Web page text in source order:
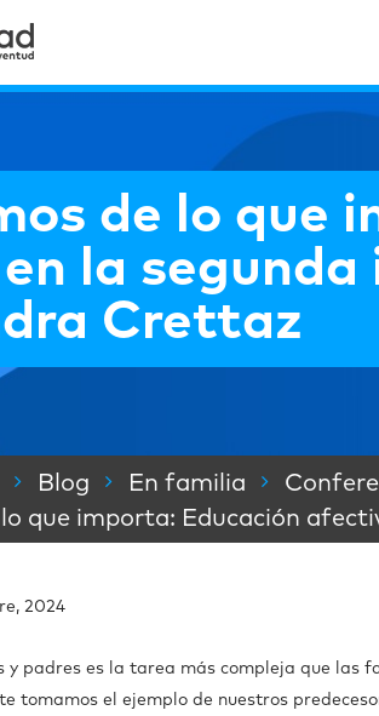
de lo que
la segunda
Crettaz
Blog En familia
que importa: Educación
2024
y padres es la tarea más compleja que las
tomamos el ejemplo de nuestros